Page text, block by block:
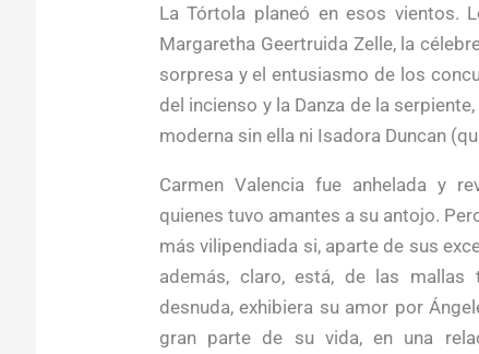
La Tórtola planeó en esos vientos.
Margaretha Geertruida Zelle, la
sorpresa y el entusiasmo de los
del incienso y la Danza de la
moderna sin ella ni Isadora Duncan
Carmen Valencia fue anhelada y
quienes tuvo amantes a su antojo.
más vilipendiada si, aparte de sus
además, claro, está, de las mallas
desnuda, exhibiera su amor por
gran parte de su vida, en una